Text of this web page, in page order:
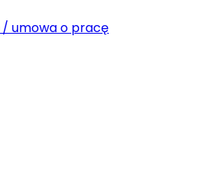
/ umowa o pracę